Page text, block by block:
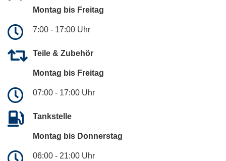
Montag bis Freitag
7:00 - 17:00 Uhr
Teile & Zubehör
Montag bis Freitag
07:00 - 17:00 Uhr
Tankstelle
Montag bis Donnerstag
06:00 - 21:00 Uhr